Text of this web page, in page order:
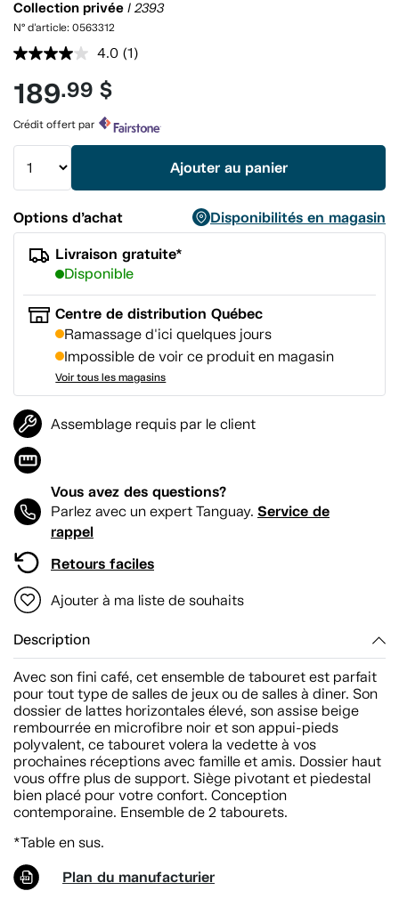
Collection privée I 2393
N° d'article: 0563312
4.0 Lire
la
même
(1)
189.99 $
Crédit offert par
Ajouter au panier
Options d’achat
Disponibilités en magasin
Livraison gratuite*
Disponible
Centre de distribution Québec
Ramassage d'ici quelques jours
Impossible de voir ce produit en magasin
Voir tous les magasins
Assemblage requis par le client
Vous avez des questions?
Parlez avec un expert Tanguay. Service de
rappel
Retours faciles
Ajouter à ma liste de souhaits
Description
Avec son fini café, cet ensemble de tabouret est parfait
pour tout type de salles de jeux ou de salles à diner. Son
dossier de lattes horizontales élevé, son assise beige
rembourrée en microfibre noir et son appui-pieds
polyvalent, ce tabouret volera la vedette à vos
prochaines réceptions avec famille et amis. Dossier haut
vous offre plus de support. Siège pivotant et piedestal
bien placé pour votre confort. Conception
contemporaine. Ensemble de 2 tabourets.
*Table en sus.
Plan du manufacturier